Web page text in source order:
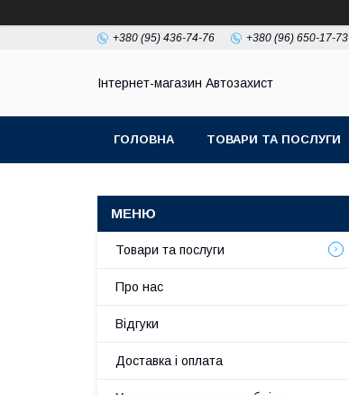
+380 (95) 436-74-76 +380 (96) 650-17-73
Інтернет-магазин Автозахист
ГОЛОВНА ТОВАРИ ТА ПОСЛУГИ
Товари та послуги
Про нас
Відгуки
Доставка і оплата